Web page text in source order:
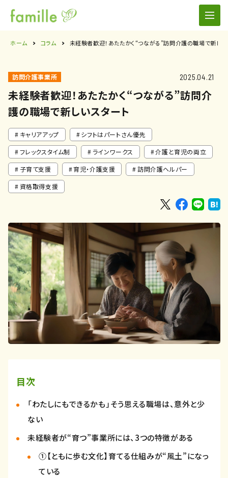
ホーム コラム 未経験者歓迎！あたたかく“つながる”訪問介護の職場で新しい
訪問介護事業所 2025.04.21
未経験者歓迎！あたたかく“つながる”訪問介
護の職場で新しいスタート
キャリアアップ
シフトはパートさん優先
フレックスタイム制
ラインワークス
介護と育児の両立
子育て支援
育児・介護支援
訪問介護ヘルパー
資格取得支援
目次
「わたしにもできるかも」――そう思える職場は、意外と少
ない
未経験者が“育つ”事業所には、3つの特徴がある
①【ともに歩む文化】育てる仕組みが“風土”になっ
ている